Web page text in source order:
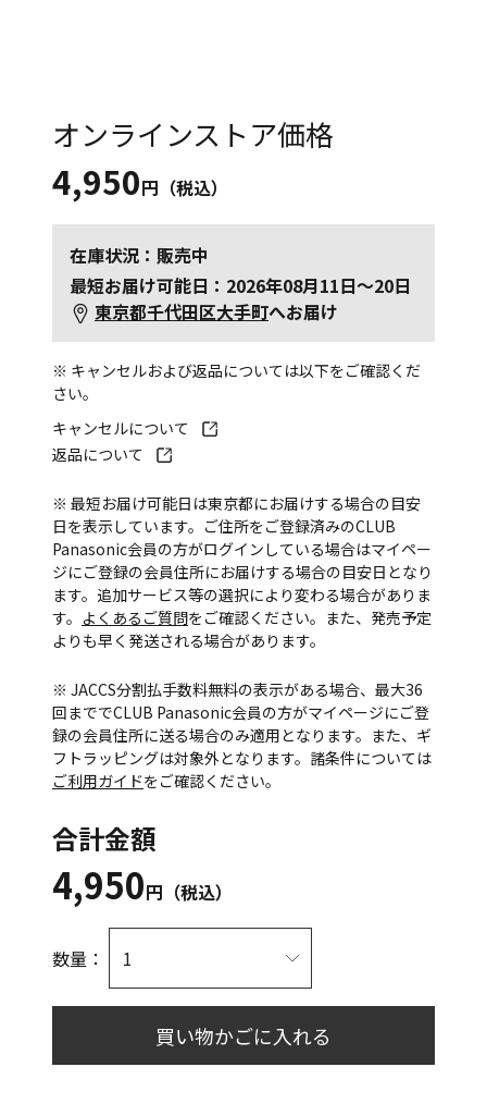
オンラインストア価格
4,950円（税込）
在庫状況：販売中
最短お届け可能日：2026年08月11日～20日
東京都千代田区大手町へお届け
※ キャンセルおよび返品については以下をご確認くだ
さい。
キャンセルについて
返品について
※ 最短お届け可能日は東京都にお届けする場合の目安
日を表示しています。ご住所をご登録済みのCLUB
Panasonic会員の方がログインしている場合はマイペー
ジにご登録の会員住所にお届けする場合の目安日となり
ます。追加サービス等の選択により変わる場合がありま
す。 よくあるご質問をご確認ください。また、発売予定
よりも早く発送される場合があります。
※ JACCS分割払手数料無料の表示がある場合、最大36
回まででCLUB Panasonic会員の方がマイページにご登
録の会員住所に送る場合のみ適用となります。また、ギ
フトラッピングは対象外となります。諸条件については
ご利用ガイドをご確認ください。
合計金額
4,950円（税込）
数量：
買い物かごに入れる